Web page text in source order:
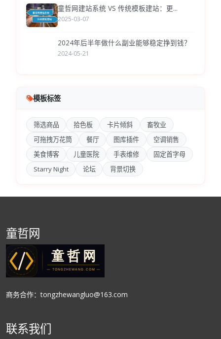
童哲网建站系统 VS 传统模板建站：更...
2025-03-07
2024年后半年做什么副业能够稳定挣到钱？
2024-05-21
模板标签
筛选商品 拾色板 卡片倾斜
畜牧业
可拖拽万花筒
餐厅 图库插件
空调销售
美食博客
儿童医院 手表维修
固定首字母
Starry Night
论坛 背景切换
童哲网
商务合作：tongzhewangluo@163.com
联系我们